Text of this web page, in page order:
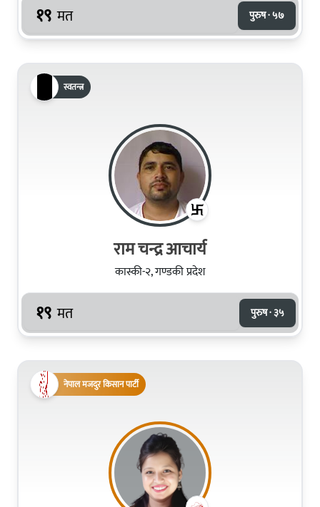
१९ मत पुरुष · ५७
स्वतन्त्र
राम चन्द्र आचार्य
कास्की-२, गण्डकी प्रदेश
१९ मत पुरुष · ३५
नेपाल मजदुर किसान पार्टी